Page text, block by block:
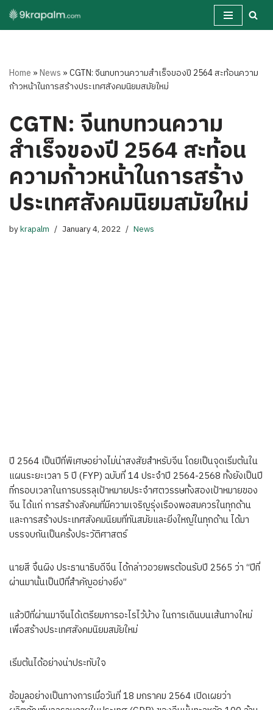
Skip
Home »News »CGTN: จีนทบทวนความสำเร็จของปี 2564 สะท้อนความ
ก้าวหน้าในการสร้างประเทศสังคมนิยมสมัยใหม่
CGTN: จีนทบทวนความ
สำเร็จของปี 2564 สะท้อน
ความก้าวหน้าในการสร้าง
ประเทศสังคมนิยมสมัยใหม่
bykrapalm January 4, 2022 News
ปี 2564 เป็นปีที่พิเศษอย่างไม่น่าสงสัยสำหรับจีน โดยเป็นจุดเริ่มต้นใน
แผนระยะเวลา 5 ปี (FYP) ฉบับที่ 14 ประจำปี 2564-2568 ทั้งยังเป็นปี
ที่กรอบเวลาในการบรรลุเป้าหมายประจำศตวรรษทั้งสองเป้าหมายของ
จีน ได้แก่ การสร้างสังคมที่มีความเจริญรุ่งเรืองพอสมควรในทุกด้าน
และการสร้างประเทศสังคมนิยมที่ทันสมัยและยิ่งใหญ่ในทุกด้าน ได้มา
บรรจบกันเป็นครั้งประวัติศาสตร์
นายสี จิ้นผิง ประธานาธิบดีจีน ได้กล่าวอวยพรต้อนรับปี 2565 ว่า “ปีที่
ผ่านมานั้นเป็นปีที่สำคัญอย่างยิ่ง”
แล้วปีที่ผ่านมาจีนได้เตรียมการอะไรไว้บ้าง ในการเดินบนเส้นทางใหม่
เพื่อสร้างประเทศสังคมนิยมสมัยใหม่
เริ่มต้นได้อย่างน่าประทับใจ
ข้อมูลอย่างเป็นทางการเมื่อวันที่ 18 มกราคม 2564 เปิดเผยว่า